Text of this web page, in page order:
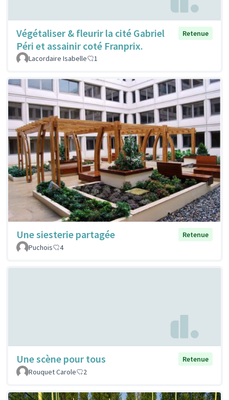
Végétaliser & fleurir la cité Gabriel
Péri et assainir coté Franprix.
Retenue
Lacordaire Isabelle 1
Une siesterie partagée
Retenue
Puchois
4
Une scène pour tous
Retenue
Rouquet Carole
2